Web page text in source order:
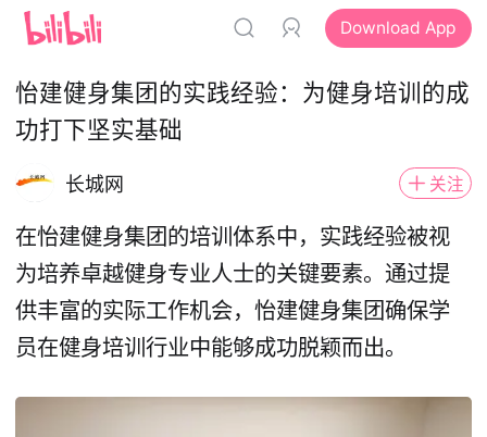
Download App
怡建健身集团的实践经验：为健身培训的成
功打下坚实基础
长城网 关注
在怡建健身集团的培训体系中，实践经验被视
为培养卓越健身专业人士的关键要素。通过提
供丰富的实际工作机会，怡建健身集团确保学
员在健身培训行业中能够成功脱颖而出。